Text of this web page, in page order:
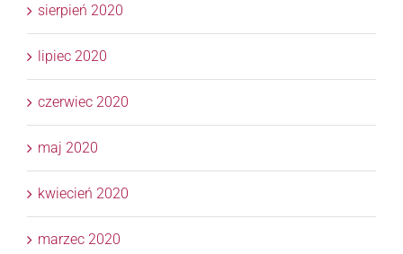
sierpień 2020
lipiec 2020
czerwiec 2020
maj 2020
kwiecień 2020
marzec 2020